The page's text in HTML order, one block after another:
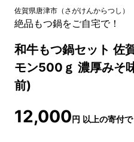
佐賀県唐津市 （ さがけんからつし ）
絶品もつ鍋をご自宅で！
和牛もつ鍋セット 佐
モン500ｇ 濃厚みそ
前)
12,000円 以上の寄付